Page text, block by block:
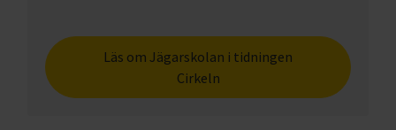
Läs om Jägarskolan i tidningen
Cirkeln